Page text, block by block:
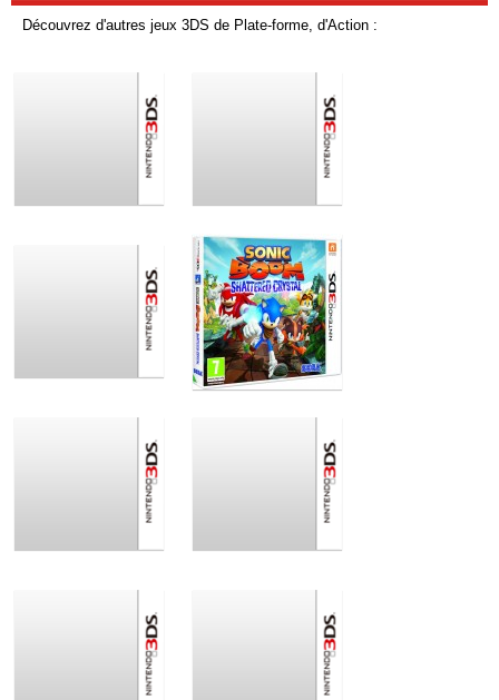
Découvrez d'autres jeux 3DS de Plate-forme, d'Action :